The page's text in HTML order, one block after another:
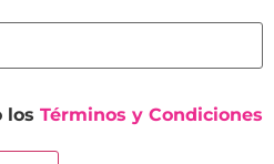
los Términos y Condiciones